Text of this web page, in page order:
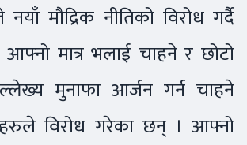
मौद्रिक नीतिको विरोध गर्दै
मात्र भलाई चाहने र छोटो
मुनाफा आर्जन गर्न चाहने
विरोध गरेका छन् । आफ्नो